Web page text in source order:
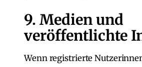
9. Medien und
veröffentlichte
Wenn registrierte